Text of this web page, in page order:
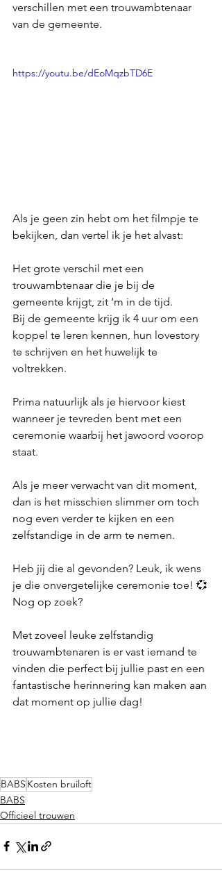
verschillen met een trouwambtenaar
van de gemeente.
https://youtu.be/dEoMqzbTD6E
Als je geen zin hebt om het filmpje te
bekijken, dan vertel ik je het alvast:
Het grote verschil met een
trouwambtenaar die je bij de
gemeente krijgt, zit ‘m in de tijd.
Bij de gemeente krijg ik 4 uur om een
koppel te leren kennen, hun lovestory
te schrijven en het huwelijk te
voltrekken.
Prima natuurlijk als je hiervoor kiest
wanneer je tevreden bent met een
ceremonie waarbij het jawoord voorop
staat.
Als je meer verwacht van dit moment,
dan is het misschien slimmer om toch
nog even verder te kijken en een
zelfstandige in de arm te nemen.
Heb jij die al gevonden? Leuk, ik wens
je die onvergetelijke ceremonie toe! 💞
Nog op zoek?
Met zoveel leuke zelfstandig
trouwambtenaren is er vast iemand te
vinden die perfect bij jullie past en een
fantastische herinnering kan maken aan
dat moment op jullie dag!
BABS Kosten bruiloft
BABS
Officieel trouwen